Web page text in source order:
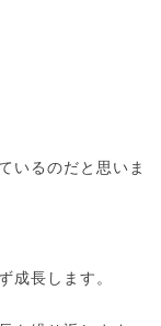
いるのだと思いま
成長します。